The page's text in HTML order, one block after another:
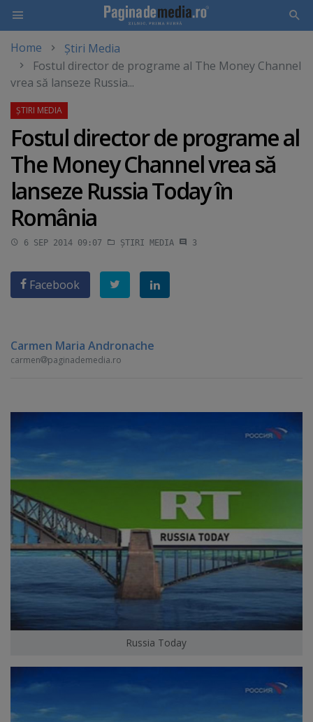
main
content
Home
Știri Media
Fostul director de programe al The Money Channel
vrea să lanseze Russia...
Fostul director de programe al
The Money Channel vrea să
lanseze Russia Today în
România
6 SEP 2014 09:07 ȘTIRI MEDIA 3
Facebook
Carmen Maria Andronache
carmen paginademedia.ro
Russia Today